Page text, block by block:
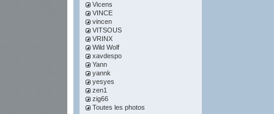
Vicens
VINCE
vincen
VITSOUS
VRINX
Wild Wolf
xavdespo
Yann
yannk
yesyes
zen1
zig66
Toutes les photos